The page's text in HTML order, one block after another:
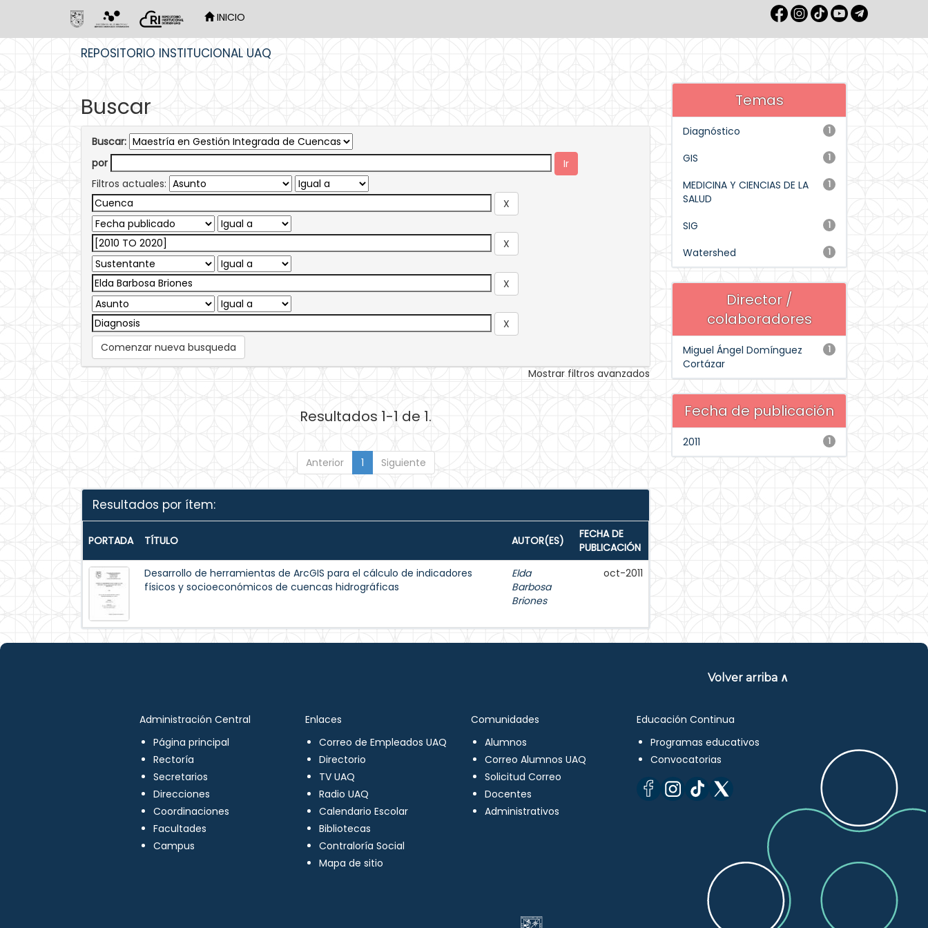
INICIO
REPOSITORIO INSTITUCIONAL UAQ
Buscar
Buscar:
por
Filtros actuales:
Comenzar nueva busqueda
Mostrar filtros avanzados
Resultados 1-1 de 1.
Anterior 1 Siguiente
Resultados por ítem:
PORTADA TÍTULO AUTOR(ES)
FECHA DE
PUBLICACIÓN
Desarrollo de herramientas de ArcGIS para el cálculo de indicadores
físicos y socioeconómicos de cuencas hidrográficas
Elda
Barbosa
Briones
oct-2011
Temas
1
Diagnóstico
1
GIS
1
MEDICINA Y CIENCIAS DE LA
SALUD
1
SIG
1
Watershed
Director /
colaboradores
1
Miguel Ángel Domínguez
Cortázar
Fecha de publicación
1
2011
Volver arriba ∧
Administración Central
Página principal
Rectoría
Secretarios
Direcciones
Coordinaciones
Facultades
Campus
Enlaces
Correo de Empleados UAQ
Directorio
TV UAQ
Radio UAQ
Calendario Escolar
Bibliotecas
Contraloría Social
Mapa de sitio
Comunidades
Alumnos
Correo Alumnos UAQ
Solicitud Correo
Docentes
Administrativos
Educación Continua
Programas educativos
Convocatorias